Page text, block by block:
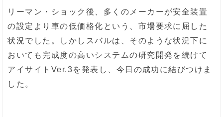
リーマン・ショック後、多くのメーカーが安全装置
の設定より車の低価格化という、市場要求に屈した
状況でした。しかしスバルは、そのような状況下に
おいても完成度の高いシステムの研究開発を続けて
アイサイトVer.3を発表し、今日の成功に結びつけま
した。